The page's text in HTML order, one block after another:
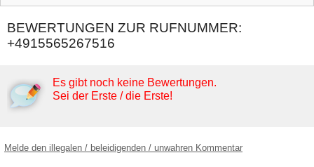
BEWERTUNGEN ZUR RUFNUMMER:
+4915565267516
Es gibt noch keine Bewertungen.
Sei der Erste / die Erste!
Melde den illegalen / beleidigenden / unwahren Kommentar